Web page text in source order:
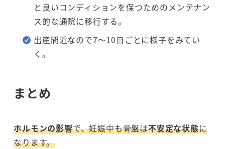
と良いコンディションを保つためのメンテナン
ス的な通院に移行する。
出産間近なので7～10日ごとに様子をみてい
く。
まとめ
ホルモンの影響で、妊娠中も骨盤は不安定な状態に
なります。